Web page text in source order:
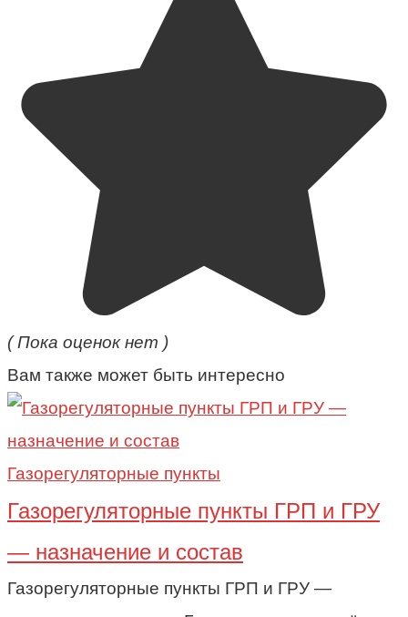
( Пока оценок нет )
Вам также может быть интересно
Газорегуляторные пункты
Газорегуляторные пункты ГРП и ГРУ
— назначение и состав
Газорегуляторные пункты ГРП и ГРУ —